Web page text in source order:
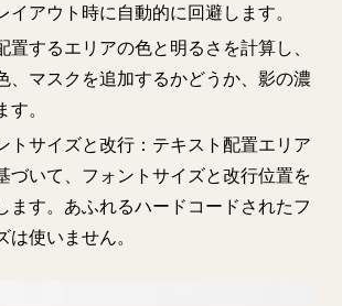
イアウト時に自動的に回避します。
置するエリアの色と明るさを計算し、
、マスクを追加するかどうか、影の濃
。
トサイズと改行：テキスト配置エリア
づいて、フォントサイズと改行位置を
ます。あふれるハードコードされたフ
は使いません。